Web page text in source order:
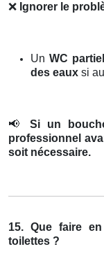
❌ Ignorer le
UnWC
des eaux si
📢
Si un
professionnel
soit nécessaire.
15. Que faire
toilettes ?